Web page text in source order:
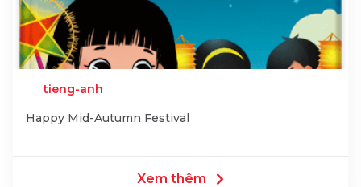
tieng-anh
Happy Mid-Autumn Festival
Xem thêm